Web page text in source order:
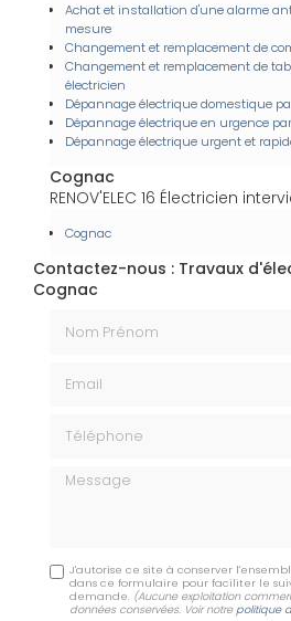
Achat et installation d'une alarme
mesure
Changement et remplacement de
Changement et remplacement de
électricien
Dépannage électrique domestique
Dépannage électrique en urgence
Dépannage électrique urgent et
Cognac
RENOV'ELEC 16 Électricien
Cognac
Contactez-nous : Travaux
Cognac
Message
J'autorise ce site à conserver
dans ce formulaire pour faciliter le
demande. (Aucune exploitation
données conservées. Voir notre politique